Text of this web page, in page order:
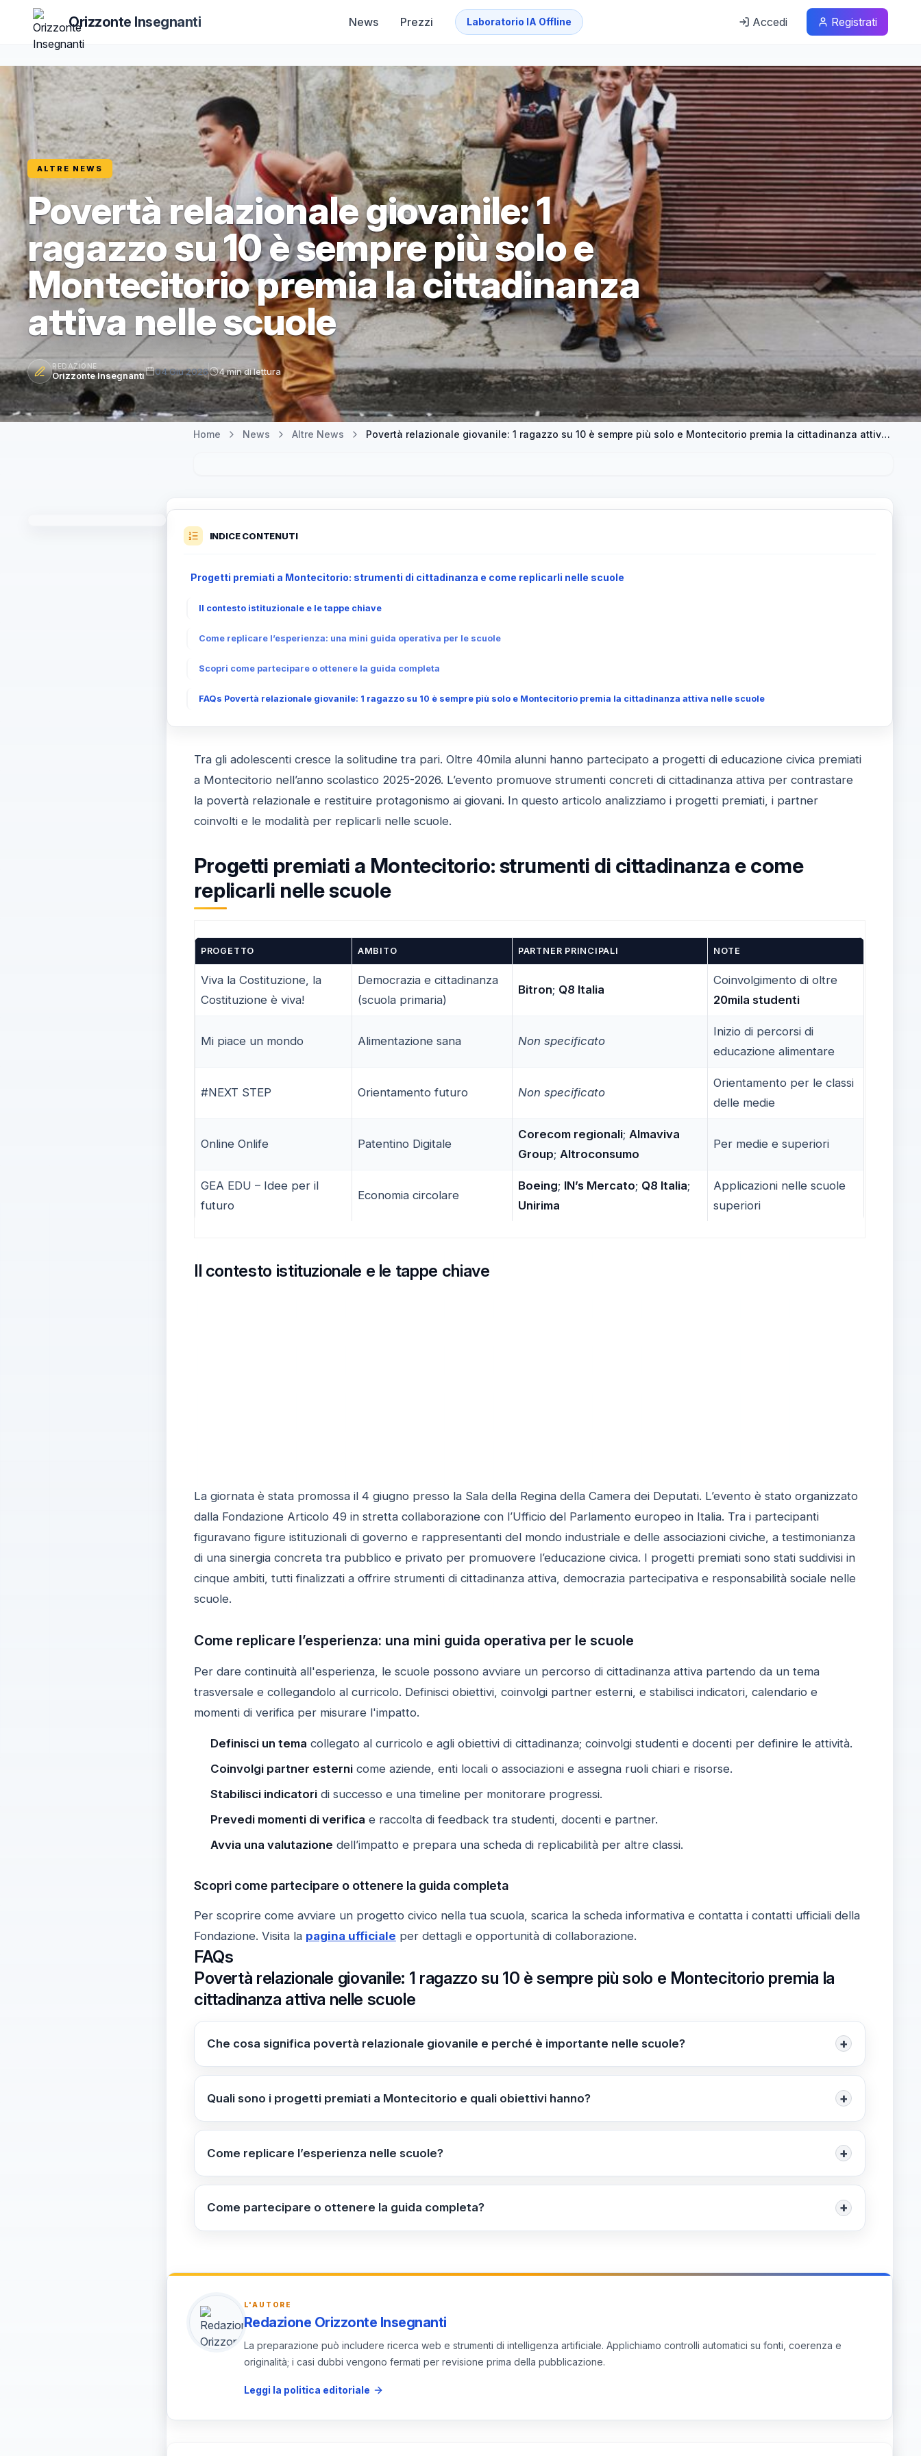
Orizzonte Insegnanti News Prezzi Laboratorio IA Offline Accedi Registrati
ALTRE NEWS
Povertà relazionale giovanile: 1
ragazzo su 10 è sempre più solo e
Montecitorio premia la cittadinanza
attiva nelle scuole
REDAZIONE
Orizzonte Insegnanti 04 Giu 2026 4 min di lettura
Home News Altre News Povertà relazionale giovanile: 1 ragazzo su 10 è sempre più solo e Montecitorio premia la cittadinanza attiva nelle scuole
INDICE CONTENUTI
Progetti premiati a Montecitorio: strumenti di cittadinanza e come replicarli nelle scuole
Il contesto istituzionale e le tappe chiave
Come replicare l’esperienza: una mini guida operativa per le scuole
Scopri come partecipare o ottenere la guida completa
FAQs Povertà relazionale giovanile: 1 ragazzo su 10 è sempre più solo e Montecitorio premia la cittadinanza attiva nelle scuole
Tra gli adolescenti cresce la solitudine tra pari. Oltre 40mila alunni hanno partecipato a progetti di educazione civica premiati
a Montecitorio nell’anno scolastico 2025-2026. L’evento promuove strumenti concreti di cittadinanza attiva per contrastare
la povertà relazionale e restituire protagonismo ai giovani. In questo articolo analizziamo i progetti premiati, i partner
coinvolti e le modalità per replicarli nelle scuole.
Progetti premiati a Montecitorio: strumenti di cittadinanza e come
replicarli nelle scuole
PROGETTO AMBITO PARTNER PRINCIPALI NOTE
Viva la Costituzione, la
Costituzione è viva!
Democrazia e cittadinanza
(scuola primaria)
Bitron; Q8 Italia
Coinvolgimento di oltre
20mila studenti
Mi piace un mondo Alimentazione sana Non specificato
Inizio di percorsi di
educazione alimentare
#NEXT STEP Orientamento futuro Non specificato
Orientamento per le classi
delle medie
Online Onlife Patentino Digitale
Corecom regionali; Almaviva
Group; Altroconsumo
Per medie e superiori
GEA EDU – Idee per il
futuro
Economia circolare
Boeing; IN’s Mercato; Q8 Italia;
Unirima
Applicazioni nelle scuole
superiori
Il contesto istituzionale e le tappe chiave
La giornata è stata promossa il 4 giugno presso la Sala della Regina della Camera dei Deputati. L’evento è stato organizzato
dalla Fondazione Articolo 49 in stretta collaborazione con l’Ufficio del Parlamento europeo in Italia. Tra i partecipanti
figuravano figure istituzionali di governo e rappresentanti del mondo industriale e delle associazioni civiche, a testimonianza
di una sinergia concreta tra pubblico e privato per promuovere l’educazione civica. I progetti premiati sono stati suddivisi in
cinque ambiti, tutti finalizzati a offrire strumenti di cittadinanza attiva, democrazia partecipativa e responsabilità sociale nelle
scuole.
Come replicare l’esperienza: una mini guida operativa per le scuole
Per dare continuità all'esperienza, le scuole possono avviare un percorso di cittadinanza attiva partendo da un tema
trasversale e collegandolo al curricolo. Definisci obiettivi, coinvolgi partner esterni, e stabilisci indicatori, calendario e
momenti di verifica per misurare l'impatto.
Definisci un tema collegato al curricolo e agli obiettivi di cittadinanza; coinvolgi studenti e docenti per definire le attività.
Coinvolgi partner esternicome aziende, enti locali o associazioni e assegna ruoli chiari e risorse.
Stabilisci indicatoridi successo e una timeline per monitorare progressi.
Prevedi momenti di verifica e raccolta di feedback tra studenti, docenti e partner.
Avvia una valutazione dell’impatto e prepara una scheda di replicabilità per altre classi.
Scopri come partecipare o ottenere la guida completa
Per scoprire come avviare un progetto civico nella tua scuola, scarica la scheda informativa e contatta i contatti ufficiali della
Fondazione. Visita la pagina ufficiale per dettagli e opportunità di collaborazione.
FAQs
Povertà relazionale giovanile: 1 ragazzo su 10 è sempre più solo e Montecitorio premia la
cittadinanza attiva nelle scuole
Che cosa significa povertà relazionale giovanile e perché è importante nelle scuole? +
È la mancanza di legami sociali tra coetanei che lascia i giovani isolati. L’articolo riporta che 1 ragazzo su 10 è sempre più
Quali sono i progetti premiati a Montecitorio e quali obiettivi hanno? +
Tra i progetti premiati figurano Viva la Costituzione (democrazia e cittadinanza, scuola primaria), Mi piace un mondo
futuro (economia circolare). Gli obiettivi includono strumenti di cittadinanza attiva e coinvolgimento di oltre 40mila alunni.
Come replicare l’esperienza nelle scuole? +
Parti da un tema trasversale legato al curricolo e coinvolgi studenti e docenti; invita partner esterni (aziende, enti locali,
Come partecipare o ottenere la guida completa? +
Per partecipare o ottenere la guida, scarica la scheda informativa e rivolgiti ai contatti ufficiali della Fondazione Articolo
L'AUTORE
Redazione Orizzonte Insegnanti
La preparazione può includere ricerca web e strumenti di intelligenza artificiale. Applichiamo controlli automatici su fonti, coerenza e
originalità; i casi dubbi vengono fermati per revisione prima della pubblicazione.
Leggi la politica editoriale